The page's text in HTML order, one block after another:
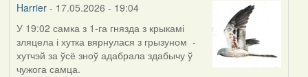
Harrier- 17.05.2026 - 19:04
У 19:02 самка з 1-га гнязда з крыкамі
зляцела і хутка вярнулася з грызуном -
хутчэй за ўсё зноў адабрала здабычу ў
чужога самца.